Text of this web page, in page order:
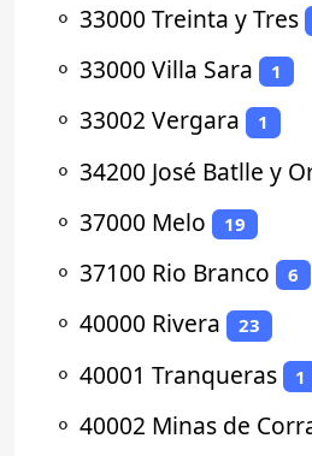
⚬ 33000 Treinta y Tres
⚬ 33000 Villa Sara 1
⚬ 33002 Vergara 1
⚬ 34200 José Batlle y
⚬ 37000 Melo 19
⚬ 37100 Rio Branco 6
⚬ 40000 Rivera 23
⚬ 40001 Tranqueras 1
⚬ 40002 Minas de